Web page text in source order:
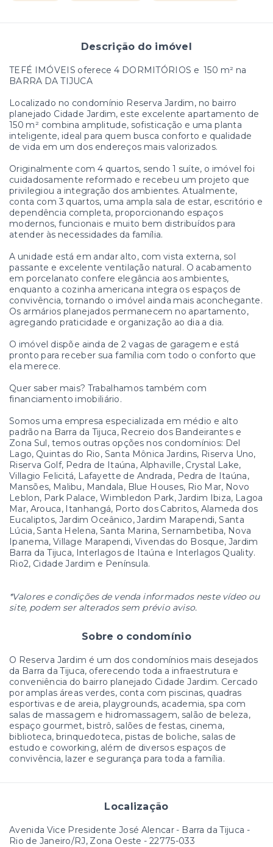
Descrição do imóvel
TEFÉ IMÓVEIS oferece 4 DORMITÓRIOS e 150 m² na
BARRA DA TIJUCA
Localizado no condomínio Reserva Jardim, no bairro
planejado Cidade Jardim, este excelente apartamento de
150 m² combina amplitude, sofisticação e uma planta
inteligente, ideal para quem busca conforto e qualidade
de vida em um dos endereços mais valorizados.
Originalmente com 4 quartos, sendo 1 suíte, o imóvel foi
cuidadosamente reformado e recebeu um projeto que
privilegiou a integração dos ambientes. Atualmente,
conta com 3 quartos, uma ampla sala de estar, escritório e
dependência completa, proporcionando espaços
modernos, funcionais e muito bem distribuídos para
atender às necessidades da família.
A unidade está em andar alto, com vista externa, sol
passante e excelente ventilação natural. O acabamento
em porcelanato confere elegância aos ambientes,
enquanto a cozinha americana integra os espaços de
convivência, tornando o imóvel ainda mais aconchegante.
Os armários planejados permanecem no apartamento,
agregando praticidade e organização ao dia a dia.
O imóvel dispõe ainda de 2 vagas de garagem e está
pronto para receber sua família com todo o conforto que
ela merece.
Quer saber mais? Trabalhamos também com
financiamento imobiliário.
Somos uma empresa especializada em médio e alto
padrão na Barra da Tijuca, Recreio dos Bandeirantes e
Zona Sul, temos outras opções nos condomínios: Del
Lago, Quintas do Rio, Santa Mônica Jardins, Riserva Uno,
Riserva Golf, Pedra de Itaúna, Alphaville, Crystal Lake,
Villagio Felicitá, Lafayette de Andrada, Pedra de Itaúna,
Mansões, Malibu, Mandala, Blue Houses, Rio Mar, Novo
Leblon, Park Palace, Wimbledon Park, Jardim Ibiza, Lagoa
Mar, Arouca, Itanhangá, Porto dos Cabritos, Alameda dos
Eucaliptos, Jardim Oceânico, Jardim Marapendi, Santa
Lúcia, Santa Helena, Santa Marina, Sernambetiba, Nova
Ipanema, Village Marapendi, Vivendas do Bosque, Jardim
Barra da Tijuca, Interlagos de Itaúna e Interlagos Quality.
Rio2, Cidade Jardim e Península.
*Valores e condições de venda informados neste vídeo ou
site, podem ser alterados sem prévio aviso.
Sobre o condomínio
O Reserva Jardim é um dos condomínios mais desejados
da Barra da Tijuca, oferecendo toda a infraestrutura e
conveniência do bairro planejado Cidade Jardim. Cercado
por amplas áreas verdes, conta com piscinas, quadras
esportivas e de areia, playgrounds, academia, spa com
salas de massagem e hidromassagem, salão de beleza,
espaço gourmet, bistrô, salões de festas, cinema,
biblioteca, brinquedoteca, pistas de boliche, salas de
estudo e coworking, além de diversos espaços de
convivência, lazer e segurança para toda a família.
Localização
Avenida Vice Presidente José Alencar - Barra da Tijuca -
Rio de Janeiro/RJ, Zona Oeste - 22775-033